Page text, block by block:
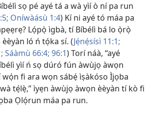
sọ pé ayé tá a wà yìí ò ní pa run
Oníwàásù 1:4) Kí ni ayé tó máa pa
Lọ́pọ̀ ìgbà, tí Bíbélì bá lo ọ̀rọ̀
èèyàn ló ń tọ́ka sí. (Jẹ́nẹ́sísì 11:1;
Sáàmù 66:4; 96:1) Torí náà, “ayé
yìí ń sọ dúró fún àwùjọ àwọn
fi ara wọn sábẹ́ ìṣàkóso Ìjọba
tẹ́lẹ̀,” ìyẹn àwùjọ àwọn èèyàn tí kò fi
Ọlọ́run máa pa run.